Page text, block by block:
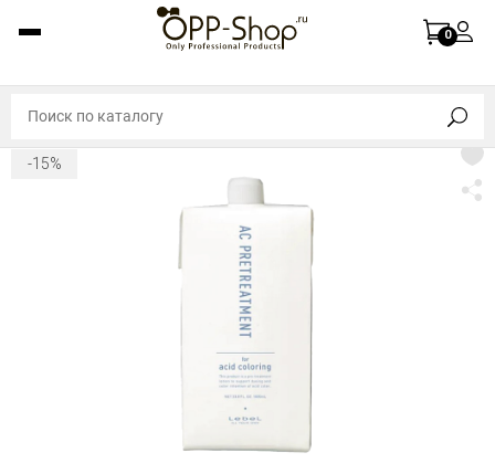
0
-15%